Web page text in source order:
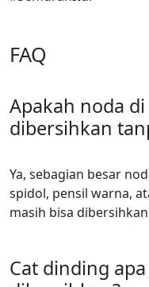
FAQ
Apakah noda
dibersihkan
Ya, sebagian besar
spidol, pensil warna,
masih bisa
Cat dinding